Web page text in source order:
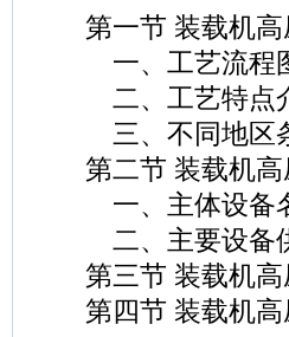
第一节 装载机高
一、工艺流程
二、工艺特点
三、不同地区条
第二节 装载机高
一、主体设备名
二、主要设备供
第三节 装载机高
第四节 装载机高